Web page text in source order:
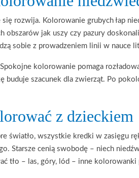
rozwija. Kolorowanie grubych łap
obszarów jak uszy czy pazury
sobie z prowadzeniem linii w nauce
kolorowanie pomaga
buduje szacunek dla zwierząt. Po
z dzieckiem
światło, wszystkie kredki w zasięgu
Starsze cenią swobodę – niech
tło – las, góry, lód – inne kolorowanki